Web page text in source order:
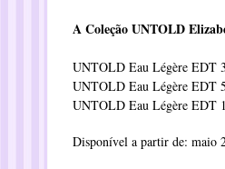
A Coleção UNTOLD
UNTOLD Eau Légère EDT
UNTOLD Eau Légère EDT
UNTOLD Eau Légère EDT
Disponível a partir de: maio